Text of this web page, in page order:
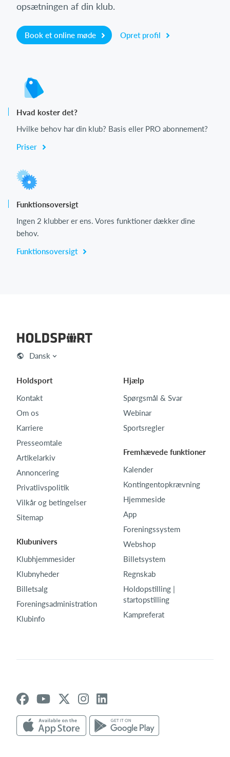
opsætningen af din klub.
Book et online møde Opret profil
Hvad koster det?
Hvilke behov har din klub? Basis eller PRO abonnement?
Priser
Funktionsoversigt
Ingen 2 klubber er ens. Vores funktioner dækker dine
behov.
Funktionsoversigt
Dansk
Holdsport
Kontakt
Om os
Karriere
Presseomtale
Artikelarkiv
Annoncering
Privatlivspolitik
Vilkår og betingelser
Sitemap
Klubunivers
Klubhjemmesider
Klubnyheder
Billetsalg
Foreningsadministration
Klubinfo
Hjælp
Spørgsmål & Svar
Webinar
Sportsregler
Fremhævede funktioner
Kalender
Kontingentopkrævning
Hjemmeside
App
Foreningssystem
Webshop
Billetsystem
Regnskab
Holdopstilling |
startopstilling
Kampreferat